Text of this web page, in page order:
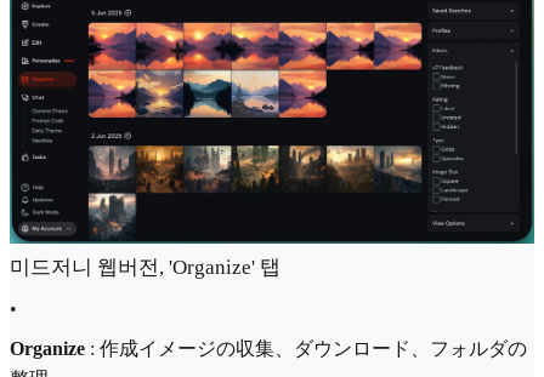
미드저니 웹버전, 'Organize' 탭
•
Organize : 作成イメージの収集、ダウンロード、フォルダの